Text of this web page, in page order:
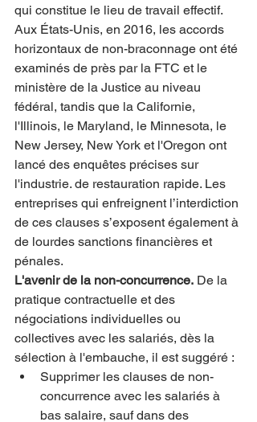
qui constitue le lieu de travail effectif.
Aux États-Unis, en 2016, les accords
horizontaux de non-braconnage ont été
examinés de près par la FTC et le
ministère de la Justice au niveau
fédéral, tandis que la Californie,
l'Illinois, le Maryland, le Minnesota, le
New Jersey, New York et l'Oregon ont
lancé des enquêtes précises sur
l'industrie. de restauration rapide. Les
entreprises qui enfreignent l’interdiction
de ces clauses s’exposent également à
de lourdes sanctions financières et
pénales.
L'avenir de la non-concurrence. De la
pratique contractuelle et des
négociations individuelles ou
collectives avec les salariés, dès la
sélection à l'embauche, il est suggéré :
Supprimer les clauses de non-
concurrence avec les salariés à
bas salaire, sauf dans des